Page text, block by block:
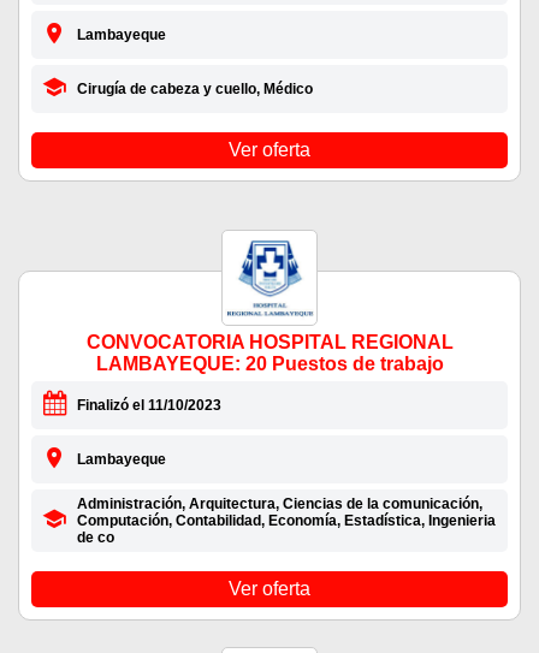
Lambayeque
Cirugía de cabeza y cuello, Médico
Ver oferta
CONVOCATORIA HOSPITAL REGIONAL
LAMBAYEQUE: 20 Puestos de trabajo
Finalizó el 11/10/2023
Lambayeque
Administración, Arquitectura, Ciencias de la comunicación,
Computación, Contabilidad, Economía, Estadística, Ingenieria
de co
Ver oferta